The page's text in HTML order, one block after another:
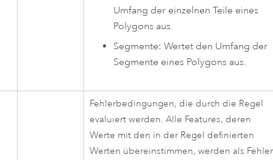
Umfang der einzelnen Teile eines
Polygons aus.
Segmente: Wertet den Umfang der
Segmente eines Polygons aus.
Fehlerbedingungen, die durch die Regel
evaluiert werden. Alle Features, deren
Werte mit den in der Regel definierten
Werten übereinstimmen, werden als Fehler